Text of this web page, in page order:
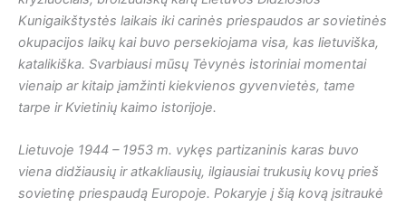
Kunigaikštystės laikais iki carinės priespaudos ar sovietinės
okupacijos laikų kai buvo persekiojama visa, kas lietuviška,
katalikiška. Svarbiausi mūsų Tėvynės istoriniai momentai
vienaip ar kitaip įamžinti kiekvienos gyvenvietės, tame
tarpe ir Kvietinių kaimo istorijoje.
Lietuvoje 1944 – 1953 m. vykęs partizaninis karas buvo
viena didžiausių ir atkakliausių, ilgiausiai trukusių kovų prieš
sovietinę priespaudą Europoje. Pokaryje į šią kovą įsitraukė